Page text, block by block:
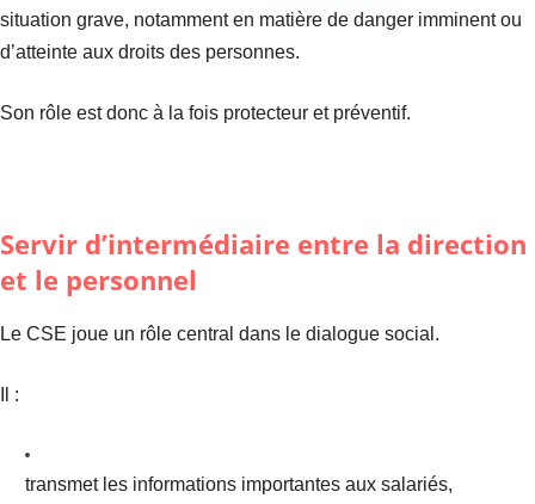
situation grave, notamment en matière de danger imminent ou
d’atteinte aux droits des personnes.
Son rôle est donc à la fois protecteur et préventif.
Servir d’intermédiaire entre la direction
et le personnel
Le CSE joue un rôle central dans le dialogue social.
Il :
transmet les informations importantes aux salariés,